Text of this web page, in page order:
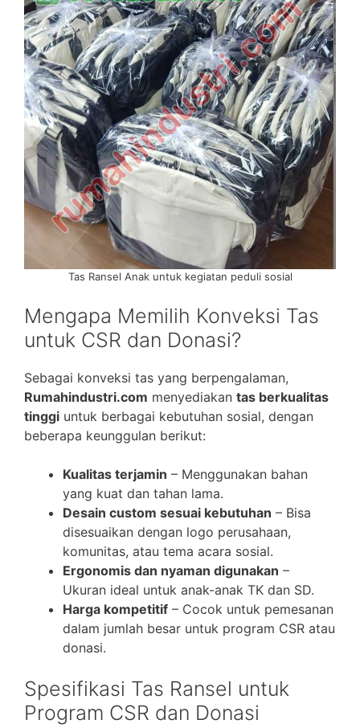
Tas Ransel Anak untuk kegiatan peduli sosial
Mengapa Memilih Konveksi Tas
untuk CSR dan Donasi?
Sebagai konveksi tas yang berpengalaman,
Rumahindustri.com menyediakan tas berkualitas
tinggi untuk berbagai kebutuhan sosial, dengan
beberapa keunggulan berikut:
Kualitas terjamin – Menggunakan bahan
yang kuat dan tahan lama.
Desain custom sesuai kebutuhan – Bisa
disesuaikan dengan logo perusahaan,
komunitas, atau tema acara sosial.
Ergonomis dan nyaman digunakan –
Ukuran ideal untuk anak-anak TK dan SD.
Harga kompetitif – Cocok untuk pemesanan
dalam jumlah besar untuk program CSR atau
donasi.
Spesifikasi Tas Ransel untuk
Program CSR dan Donasi